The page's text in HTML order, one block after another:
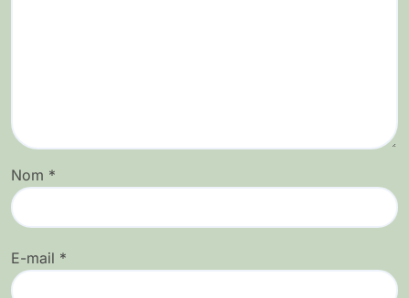
Nom *
E-mail *